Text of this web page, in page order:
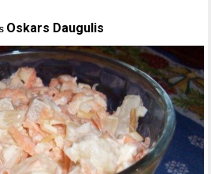
Oskars Daugulis